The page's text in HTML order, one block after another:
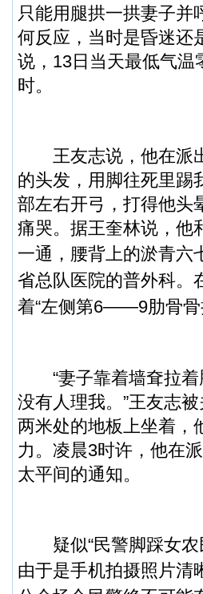
只能用腿拱一拱妻子并
何反应，当时是昏迷还
说，13日当天最低气温
时。
王友志说，他在派出
的头发，用脚往死里踢
部左右开弓，打得他头
痛哭。据王奎林说，他
一通，腰背上的淤青六
省总队医院的普外科。
着“左侧第6——9肋骨骨
“妻子靠着墙耷拉着
没有人理我。”王友志
两米处的地板上坐着，
力。凌晨3时许，他在
太平间的通知。
疑似“民警脚踩女农
由于是手机拍摄照片清